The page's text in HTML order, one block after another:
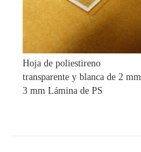
Hoja de poliestireno
transparente y blanca de 2 mm
3 mm Lámina de PS